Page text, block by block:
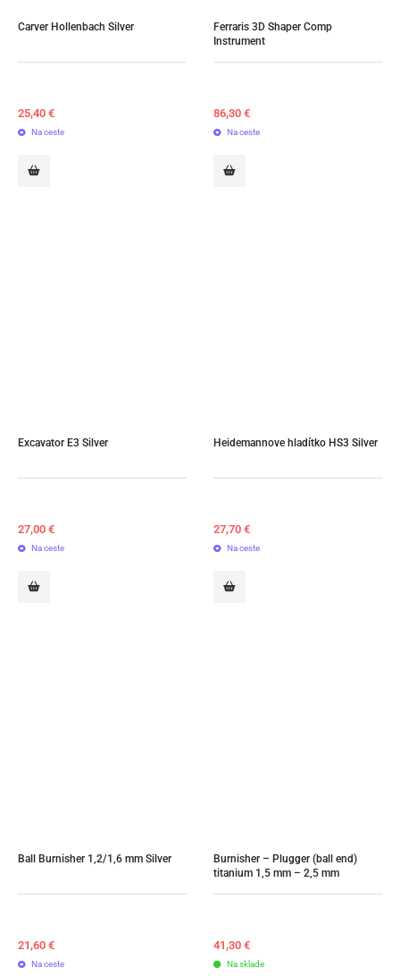
Carver Hollenbach Silver
25,40 €
Na ceste
Ferraris 3D Shaper Comp
Instrument
86,30 €
Na ceste
Excavator E3 Silver
27,00 €
Na ceste
Heidemannove hladítko HS3 Silver
27,70 €
Na ceste
Ball Burnisher 1,2/1,6 mm Silver
21,60 €
Na ceste
Burnisher – Plugger (ball end)
titanium 1,5 mm – 2,5 mm
41,30 €
Na sklade